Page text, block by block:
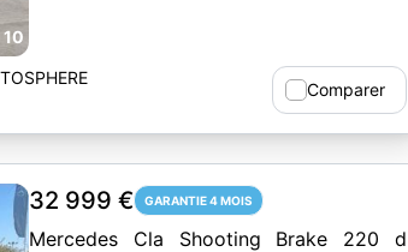
10
Comparer
32 999 € GARANTIE 4 MOIS
Mercedes Cla Shooting Brake 220 d